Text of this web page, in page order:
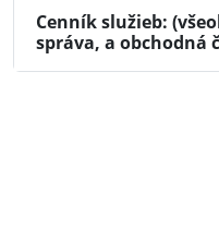
Cenník služieb:
správa, a obchodná